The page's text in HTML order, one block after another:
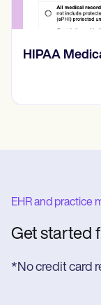
Vorlage für
EHR and practice
Get started
*No credit card